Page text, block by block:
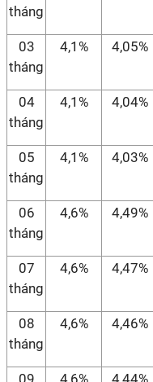
tháng
03
tháng
4,1% 4,05%
04
tháng
4,1% 4,04%
05
tháng
4,1% 4,03%
06
tháng
4,6% 4,49%
07
tháng
4,6% 4,47%
08
tháng
4,6% 4,46%
09
4,6% 4,44%